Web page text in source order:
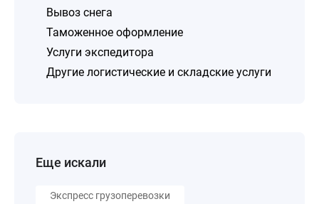
Вывоз снега
Таможенное оформление
Услуги экспедитора
Другие логистические и складские услуги
Еще искали
Экспресс грузоперевозки